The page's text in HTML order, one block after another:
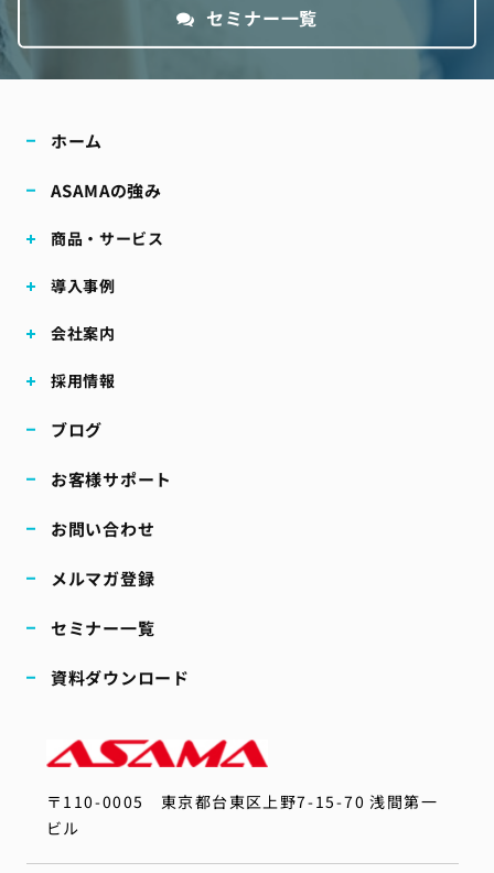
セミナー一覧
ホーム
ASAMAの強み
商品・サービス
導入事例
会社案内
採用情報
ブログ
お客様サポート
お問い合わせ
メルマガ登録
セミナー一覧
資料ダウンロード
〒110-0005 東京都台東区上野7-15-70 浅間第一
ビル